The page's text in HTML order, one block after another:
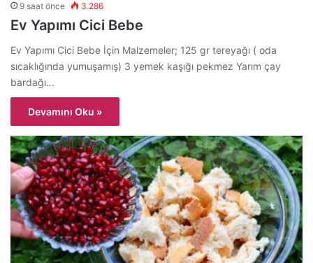
9 saat önce 3.286
Ev Yapımı Cici Bebe
Ev Yapımı Cici Bebe İçin Malzemeler; 125 gr tereyağı ( oda
sıcaklığında yumuşamış) 3 yemek kaşığı pekmez Yarım çay
bardağı…
Devamını Oku »